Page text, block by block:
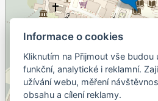
©OpenStreetMapcontributors.
Informace o cookies
Kliknutím na Přijmout vše budou
funkční, analytické i reklamní.
užívání webu, měření
obsahu a cílení reklamy.